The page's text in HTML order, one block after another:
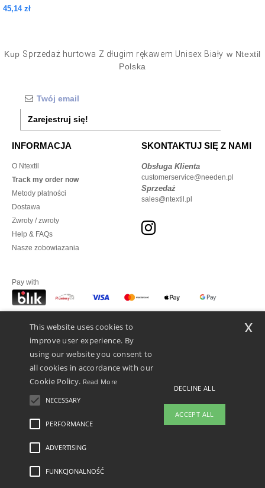
teksturą
45,14 zł
Kup Sprzedaż hurtowa Z długim rękawem Unisex Biały w Ntextil
Polska
Zarejestruj się!
INFORMACJA
O Ntextil
Track my order now
Metody płatności
Dostawa
Zwroty / zwroty
Help & FAQs
Nasze zobowiazania
SKONTAKTUJ SIĘ Z NAMI
Obsługa Klienta
customerservice@needen.pl
Sprzedaż
sales@ntextil.pl
Pay with
We ship with
Legal Mentions-polityka prywatności
Wszelkie prawa zastrzeżone
This website uses cookies to
improve user experience. By
using our website you consent to
all cookies in accordance with our
Cookie Policy. Read More
NECESSARY
PERFORMANCE
ADVERTISING
FUNKCJONALNOŚĆ
DECLINE ALL
ACCEPT ALL
x